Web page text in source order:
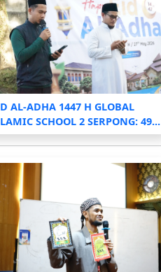
AL-ADHA 1447 H GLOBAL
SCHOOL 2 SERPONG: 49...